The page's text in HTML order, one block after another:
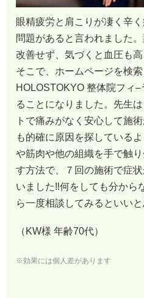
眼精疲労と肩こりが凄く辛
問題があると言われました
改善せず、気づくと血圧も
そこで、ホームページを検
HOLOSTOKYO 整体院フィ
ることになりました。先生
トで痛みがなく安心して施
も的確に原因を探している
や筋肉や他の組織を手で触
す方法で、７回の施術で症
いました‼︎何をしても分から
ら一度相談してみるといいと
（KW様 年齢70代）
※効果には個人差があります